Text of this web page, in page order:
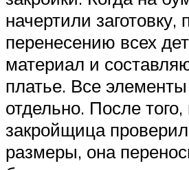
начертили заготовку,
перенесению всех
материал и
платье. Все элементы
отдельно. После того,
закройщица
размеры, она